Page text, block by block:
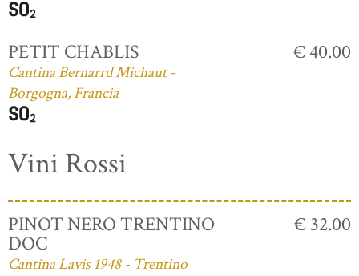
PETIT CHABLIS
Cantina Bernarrd Michaut -
Borgogna, Francia
€ 40.00
Vini Rossi
PINOT NERO TRENTINO
DOC
Cantina Lavis 1948 - Trentino
€ 32.00